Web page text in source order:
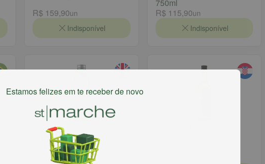
R$ 159,90un
Indisponível
750ml
R$ 115,90un
Indisponível
Gin Inglês Tanqueray Gin
& Tonic 275ml
R$ 24,99un
Estamos felizes em te receber de novo